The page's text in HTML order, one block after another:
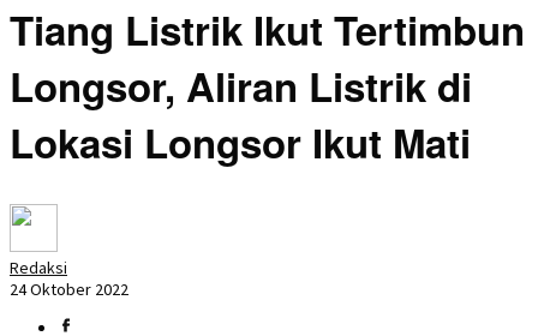
Tiang Listrik Ikut Tertimbun
Longsor, Aliran Listrik di
Lokasi Longsor Ikut Mati
Redaksi
24 Oktober 2022